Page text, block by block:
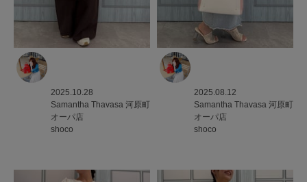
2025.10.28
Samantha Thavasa 河原町
オーパ店
shoco
2025.08.12
Samantha Thavasa 河原町
オーパ店
shoco